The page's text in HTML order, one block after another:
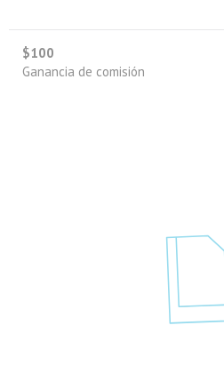
$100
Ganancia de comisión